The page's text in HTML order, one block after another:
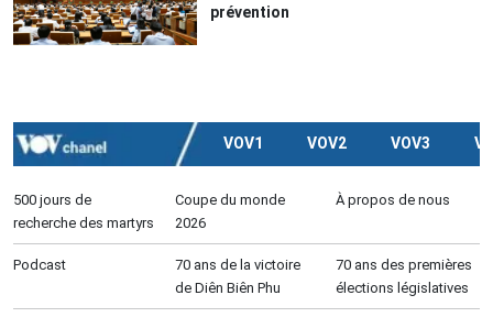
prévention
VOV1 VOV2 VOV3
500 jours de
recherche des martyrs
Coupe du monde
2026
À propos de nous
Podcast
70 ans de la victoire
de Diên Biên Phu
70 ans des premières
élections législatives